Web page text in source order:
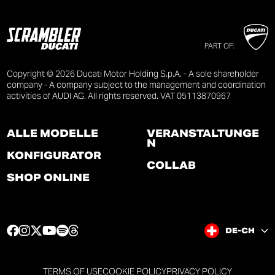
PART OF:
Copyright © 2026 Ducati Motor Holding S.p.A. - A sole shareholder
company - A company subject to the management and coordination
activities of AUDI AG. All rights reserved. VAT 05113870967
ALLE MODELLE
KONFIGURATOR
SHOP ONLINE
VERANSTALTUNGE
N
COLLAB
F I T
t
Y
t
S
t e
DE-CH
TERMS OF USECOOKIE POLICYPRIVACY POLICY